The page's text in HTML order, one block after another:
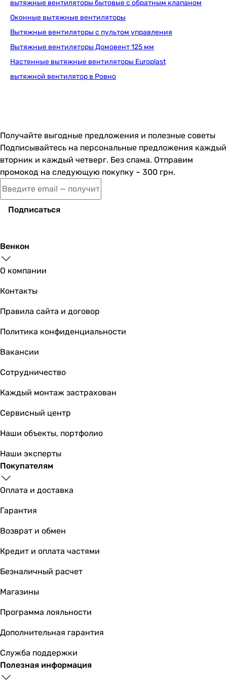
Тип
осевой
Особенности и функции
обратный клапан, датчик влажности, таймер
обратный клапан, датчик влажности, таймер
Материал обратного клапана
полиэтилен
Настройки таймера задержки выключения
от 2 до 30 минут (регулируемый)
от 2 до 25 минут (регулируемый)
Настройки регулировки датчика влажности
от 60 до 90 %
Минимальная температура перемещаемого воздуха
-
45 °C
Количество скоростей
1 шт
Покрытие
глянцевое
Производство
Италия
230 В
230 В
Номинальный ток
0.09 А
-
50 Гц
Класс защиты
IP34
Коллекции
O.Erre Onda
Физические характеристики
100 мм
100 мм
Глубина патрубка
96 мм
вытяжные вентиляторы бытовые с обратным клапаном
Оконные вытяжные вентиляторы
Вытяжные вентиляторы с пультом управления
Вытяжные вентиляторы Домовент 125 мм
Настенные вытяжные вентиляторы Europlast
вытяжной вентилятор в Ровно
Получайте выгодные предложения и полезные советы
Подписывайтесь на персональные предложения каждый
вторник и каждый четверг. Без спама. Отправим
промокод на следующую покупку – 300 грн.
Подписаться
Венкон
О компании
Контакты
Правила сайта и договор
Политика конфиденциальности
Вакансии
Сотрудничество
Каждый монтаж застрахован
Сервисный центр
Наши объекты, портфолио
Наши эксперты
Покупателям
Оплата и доставка
Гарантия
Возврат и обмен
Кредит и оплата частями
Безналичный расчет
Магазины
Программа лояльности
Дополнительная гарантия
Служба поддержки
Полезная информация